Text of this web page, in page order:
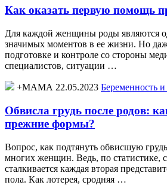
Как оказать первую помощь
Для каждой женщины роды являются
значимых моментов в ее жизни. Но
подготовке и контроле со стороны
специалистов, ситуации …
+МАМА 22.05.2023 Беременность
Обвисла грудь после родов:
прежние формы?
Вопрос, как подтянуть обвисшую
многих женщин. Ведь, по статистике,
сталкивается каждая вторая
пола. Как лотерея, сродняя …